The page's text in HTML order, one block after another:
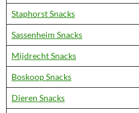
Staphorst Snacks
Sassenheim Snacks
Mijdrecht Snacks
Boskoop Snacks
Dieren Snacks